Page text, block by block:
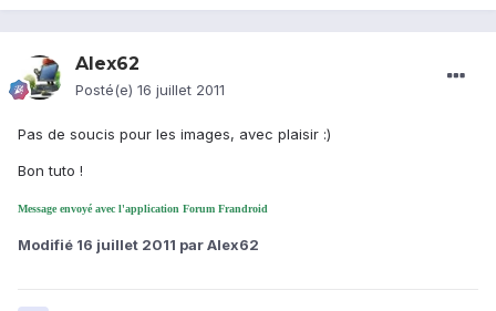
Alex62
Posté(e) 16 juillet 2011
Pas de soucis pour les images, avec plaisir :)
Bon tuto !
Message envoyé avec l'application Forum Frandroid
Modifié 16 juillet 2011 par Alex62